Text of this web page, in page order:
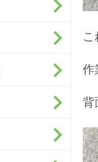
こ
作
背